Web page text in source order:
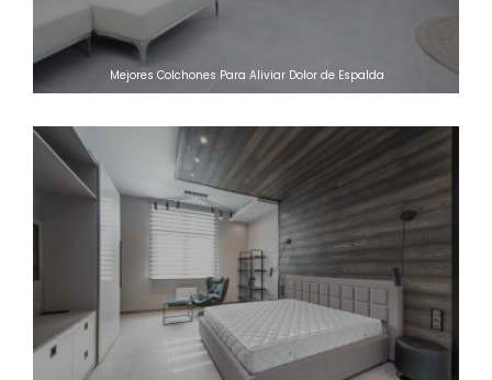
Mejores Colchones Para Aliviar Dolor de Espalda